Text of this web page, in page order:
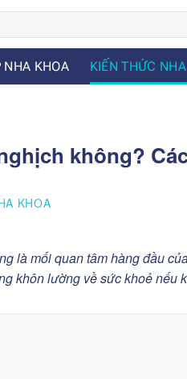
NHA KHOA KIẾN THỨC
không?
KHOA
là mối quan tâm hàng đầu
khôn lường về sức khoẻ nếu